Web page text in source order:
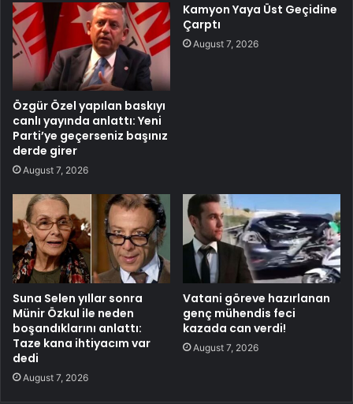
Özgür Özel yapılan baskıyı
canlı yayında anlattı: Yeni
Parti’ye geçerseniz başınız
derde girer
August 7, 2026
Kamyon Yaya Üst Geçidine
Çarptı
August 7, 2026
Suna Selen yıllar sonra
Münir Özkul ile neden
boşandıklarını anlattı:
Taze kana ihtiyacım var
dedi
August 7, 2026
Vatani göreve hazırlanan
genç mühendis feci
kazada can verdi!
August 7, 2026